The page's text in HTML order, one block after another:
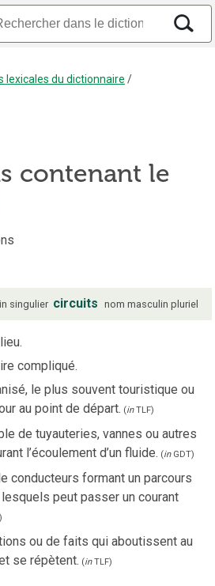
lexicales du dictionnaire /
contenant le
singulier circuits nom masculin pluriel
compliqué.
le plus souvent touristique ou
au point de départ. (inTLF)
de tuyauteries, vannes ou autres
l’écoulement d’un fluide. (inGDT)
conducteurs formant un parcours
peut passer un courant
)
ou de faits qui aboutissent au
se répètent. (inTLF)